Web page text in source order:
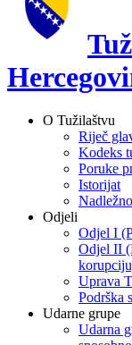
O Tužilaštvu
Riječ
Kodeks
Poruke
Istorijat
Odjeli
Odjel I
Odjel II
Uprava
Podrška
Udarne grupe
Udarna